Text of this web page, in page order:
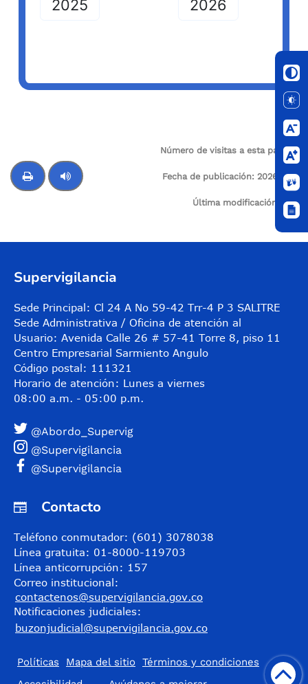
2025 2026
Número de visitas a esta página:
12
Fecha de publicación: 2026-02-
20
Última modificación: N/A
Supervigilancia
Sede Principal: Cl 24 A No 59-42 Trr-4 P 3 SALITRE
Sede Administrativa / Oficina de atención al
Usuario: Avenida Calle 26 # 57-41 Torre 8, piso 11
Centro Empresarial Sarmiento Angulo
Código postal: 111321
Horario de atención: Lunes a viernes
08:00 a.m. - 05:00 p.m.
@Abordo_Supervig
@Supervigilancia
@Supervigilancia
Contacto
Teléfono conmutador: (601) 3078038
Línea gratuita: 01-8000-119703
Línea anticorrupción: 157
Correo institucional:
contactenos@supervigilancia.gov.co
Notificaciones judiciales:
buzonjudicial@supervigilancia.gov.co
Políticas Mapa del sitio
Términos y condiciones